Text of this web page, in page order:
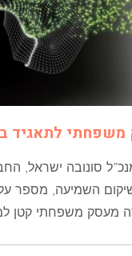
לתאגיד
סונובה ישראל,
השמיעה, מספר
מעסק משפחתי קטן